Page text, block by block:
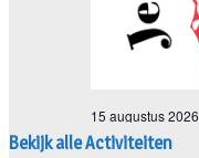
Bekijk alle Activiteiten